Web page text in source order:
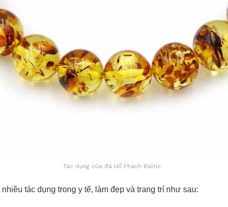
Tác dụng của đá Hổ Phách Baltic
tác dụng trong y tế, làm đẹp và trang trí như sau: